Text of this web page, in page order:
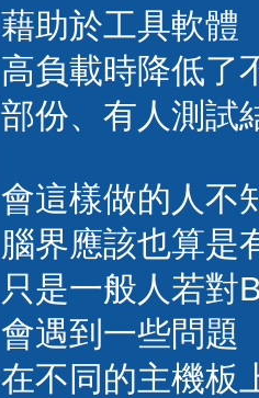
藉助於工具軟體
高負載時降低了
部份、有人測試
會這樣做的人不
腦界應該也算是
只是一般人若對
會遇到一些問題
在不同的主機板